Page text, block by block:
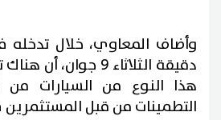
دقيقة الثلاثاء 9
هذا النوع من السيارات
التطمينات من قبل